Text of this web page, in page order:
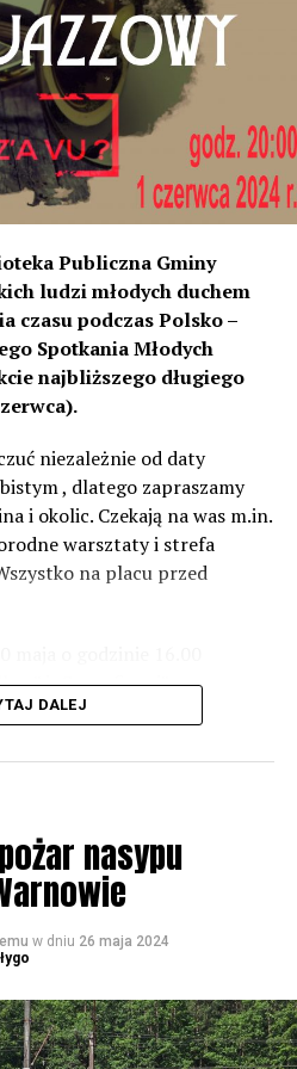
czyli tam
wystarczyło do ich
generują dokładnie ten sam
że odległość
drogi jest taka sama, a nawet
niż tych, które są na
ekranami – mówi
że po roku od oddania
ponowna analiza
więcej niż sądzono –
przekroczone normy, to
tych przekroczonych
no to nie możemy nic
normy – 61 i 56 decybeli –
Publiczna Gminy
ludzi młodych duchem
czasu podczas Polsko –
Spotkania Młodych
najbliższego długiego
niezależnie od daty
, dlatego zapraszamy
i okolic. Czekają na was m.in.
warsztaty i strefa
na placu przed
i „Specyficzni”.
DALEJ
nasypu
w dniu 26 maja 2024